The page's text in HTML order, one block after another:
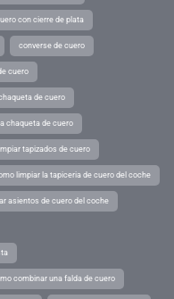
con cierre de plata
converse de cuero
cuero
de cuero
chaqueta de cuero
tapizados de cuero
limpiar la tapiceria de cuero del coche
asientos de cuero del coche
combinar una falda de cuero